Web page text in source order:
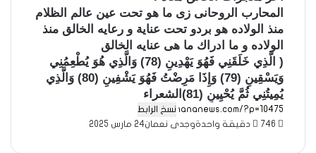
المحارب الروحانى زى ما هو تحت عين عالم الظلام
منذ الولاده هو بردو تحت عناية و رعايه الخالق منذ
الولاده و ما ادراك ما هى عنايه الخالق
( الَّذِي خَلَقَنِي فَهُوَ يَهْدِينِ (78) وَالَّذِي هُوَ يُطْعِمُنِي
وَيَسْقِينِ (79) وَإِذَا مَرِضْتُ فَهُوَ يَشْفِينِ (80) وَالَّذِي
يُمِيتُنِي ثُمَّ يُحْيِينِ (81)الشعراء
نسخ الرابط
وجدى نعمان24 مارس 2025 دقيقة واحدة